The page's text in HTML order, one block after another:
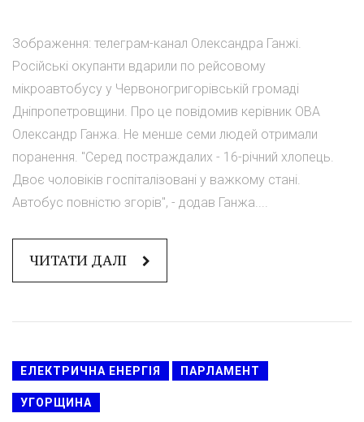
Зображення: телеграм-канал Олександра Ганжі.
Російські окупанти вдарили по рейсовому
мікроавтобусу у Червоногригорівській громаді
Дніпропетровщини. Про це повідомив керівник ОВА
Олександр Ганжа. Не менше семи людей отримали
поранення. "Серед постраждалих - 16-річний хлопець.
Двоє чоловіків госпіталізовані у важкому стані.
Автобус повністю згорів", - додав Ганжа....
ЧИТАТИ ДАЛІ
ЕЛЕКТРИЧНА ЕНЕРГІЯ ПАРЛАМЕНТ
УГОРЩИНА